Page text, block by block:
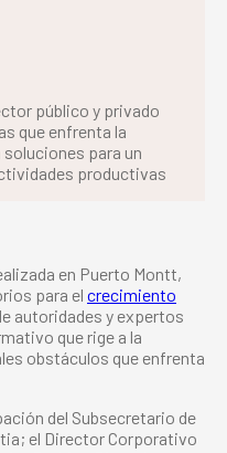
público y privado
que enfrenta la
para un
productivas
en Puerto Montt,
para el crecimiento
autoridades y expertos
que rige a la
obstáculos que enfrenta
del Subsecretario de
el Director Corporativo